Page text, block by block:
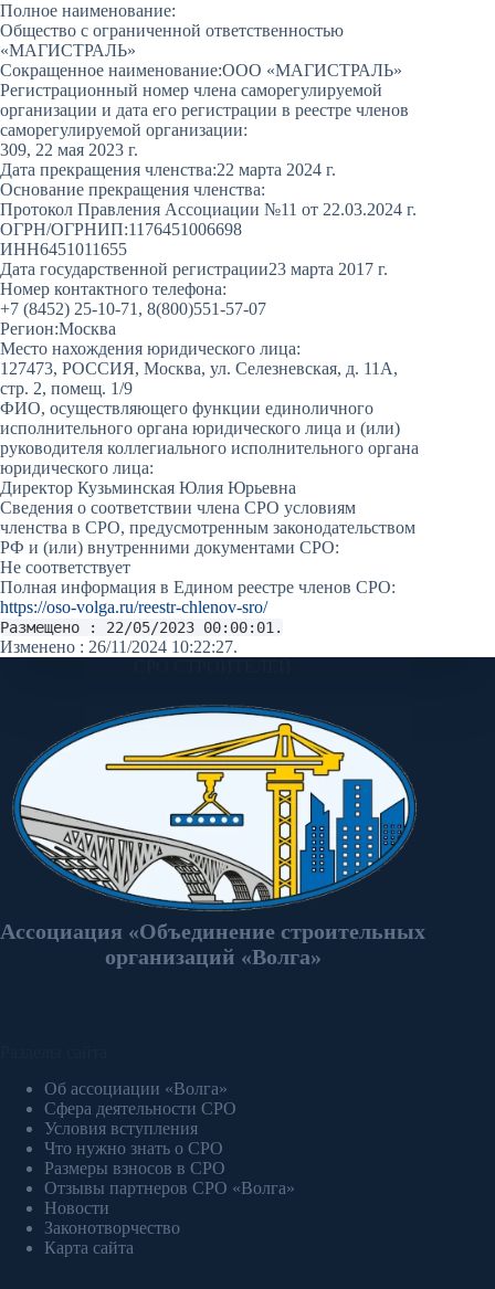
Полное наименование:
Общество с ограниченной ответственностью
«МАГИСТРАЛЬ»
Сокращенное наименование:ООО «МАГИСТРАЛЬ»
Регистрационный номер члена саморегулируемой
организации и дата его регистрации в реестре членов
саморегулируемой организации:
309, 22 мая 2023 г.
Дата прекращения членства:22 марта 2024 г.
Основание прекращения членства:
Протокол Правления Ассоциации №11 от 22.03.2024 г.
ОГРН/ОГРНИП:1176451006698
ИНН6451011655
Дата государственной регистрации23 марта 2017 г.
Номер контактного телефона:
+7 (8452) 25-10-71, 8(800)551-57-07
Регион:Москва
Место нахождения юридического лица:
127473, РОССИЯ, Москва, ул. Селезневская, д. 11А,
стр. 2, помещ. 1/9
ФИО, осуществляющего функции единоличного
исполнительного органа юридического лица и (или)
руководителя коллегиального исполнительного органа
юридического лица:
Директор Кузьминская Юлия Юрьевна
Сведения о соответствии члена СРО условиям
членства в СРО, предусмотренным законодательством
РФ и (или) внутренними документами СРО:
Не соответствует
Полная информация в Едином реестре членов СРО:
https://oso-volga.ru/reestr-chlenov-sro/
Размещено : 22/05/2023 00:00:01.
Изменено : 26/11/2024 10:22:27.
Ассоциация «Объединение строительных
организаций «Волга»
Об ассоциации «Волга»
Сфера деятельности СРО
Условия вступления
Что нужно знать о СРО
Размеры взносов в СРО
Отзывы партнеров СРО «Волга»
Новости
Законотворчество
Карта сайта